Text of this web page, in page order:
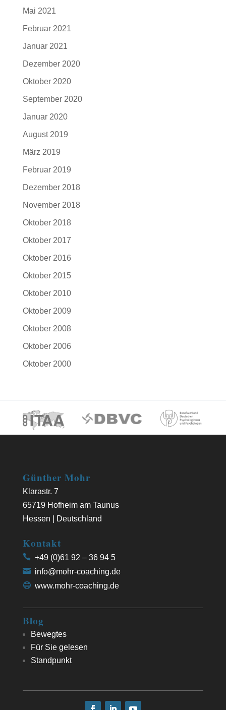
Mai 2021
Februar 2021
Januar 2021
Dezember 2020
Oktober 2020
September 2020
Januar 2020
August 2019
März 2019
Februar 2019
Dezember 2018
November 2018
Oktober 2018
Oktober 2017
Oktober 2016
Oktober 2015
Oktober 2010
Oktober 2009
Oktober 2008
Oktober 2006
Oktober 2000
Günther Mohr
Klarastr. 7
65719 Hofheim am Taunus
Hessen | Deutschland
Kontakt
+49 (0)61 92 – 36 94 5
info@mohr-coaching.de
www.mohr-coaching.de
Blog
Bewegtes
Für Sie gelesen
Standpunkt